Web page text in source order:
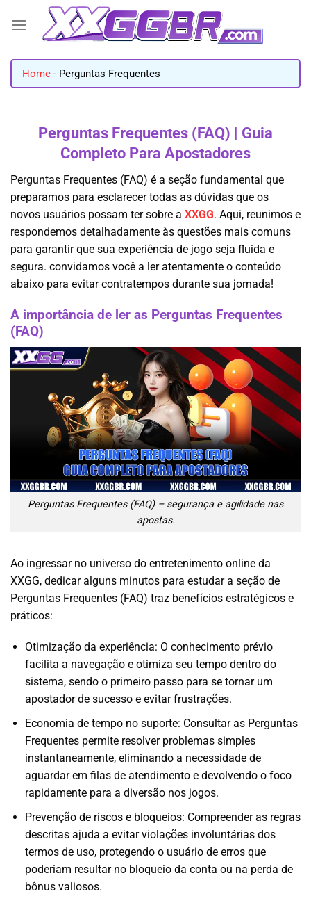
Home - Perguntas Frequentes
Perguntas Frequentes (FAQ) | Guia
Completo Para Apostadores
Perguntas Frequentes (FAQ) é a seção fundamental que
preparamos para esclarecer todas as dúvidas que os
novos usuários possam ter sobre a XXGG. Aqui, reunimos e
respondemos detalhadamente às questões mais comuns
para garantir que sua experiência de jogo seja fluida e
segura. convidamos você a ler atentamente o conteúdo
abaixo para evitar contratempos durante sua jornada!
A importância de ler as Perguntas Frequentes
(FAQ)
Perguntas Frequentes (FAQ) – segurança e agilidade nas
apostas.
Ao ingressar no universo do entretenimento online da
XXGG, dedicar alguns minutos para estudar a seção de
Perguntas Frequentes (FAQ) traz benefícios estratégicos e
práticos:
Otimização da experiência: O conhecimento prévio
facilita a navegação e otimiza seu tempo dentro do
sistema, sendo o primeiro passo para se tornar um
apostador de sucesso e evitar frustrações.
Economia de tempo no suporte: Consultar as Perguntas
Frequentes permite resolver problemas simples
instantaneamente, eliminando a necessidade de
aguardar em filas de atendimento e devolvendo o foco
rapidamente para a diversão nos jogos.
Prevenção de riscos e bloqueios: Compreender as regras
descritas ajuda a evitar violações involuntárias dos
termos de uso, protegendo o usuário de erros que
poderiam resultar no bloqueio da conta ou na perda de
bônus valiosos.